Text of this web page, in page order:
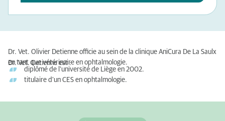
Dr. Vet. Olivier Detienne officie au sein de la clinique AniCura De La Saulx
en tant que vétérinaire en ophtalmologie.
Dr. Vet. Detienne est :
diplômé de l'université de Liège en 2002.
titulaire d'un CES en ophtalmologie.